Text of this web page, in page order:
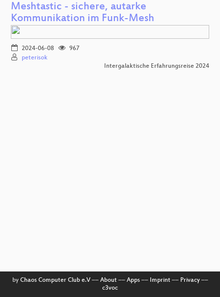
Meshtastic - sichere, autarke
Kommunikation im Funk-Mesh
2024-06-08
967
peterisok
Intergalaktische Erfahrungsreise 2024
by Chaos Computer Club e.V–– About–– Apps–– Imprint–– Privacy––
c3voc